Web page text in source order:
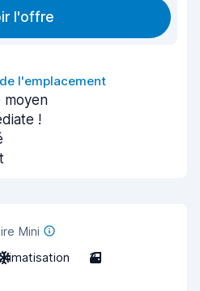
l'offre
l'emplacement
moyen
!
Mini
3